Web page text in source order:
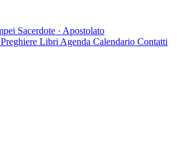
Sacerdote · Apostolato
Preghiere Libri Agenda Calendario Contatti